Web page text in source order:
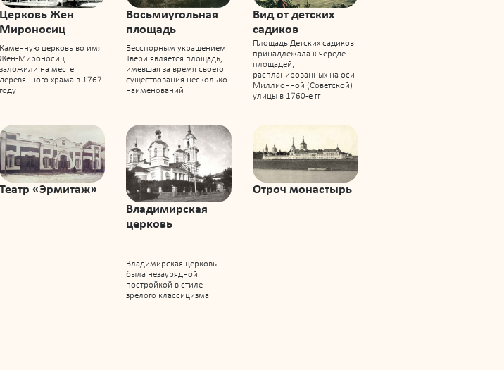
Церковь Жен
Мироносиц
Каменную церковь во имя
Жён-Мироносиц
заложили на месте
деревянного храма в 1767
году
Восьмиугольная
площадь
Бесспорным украшением
Твери является площадь,
имевшая за время своего
существования несколько
наименований
Вид от детских
садиков
Площадь Детских садиков
принадлежала к череде
площадей,
распланированных на оси
Миллионной (Советской)
улицы в 1760-е гг
Театр «Эрмитаж»
Владимирская
церковь
Владимирская церковь
была незаурядной
постройкой в стиле
зрелого классицизма
Отроч монастырь